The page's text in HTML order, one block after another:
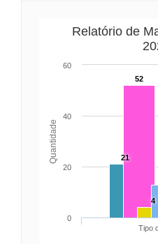
Quantidade
Relatório de
21
52
4
Tipo
0
20
40
60